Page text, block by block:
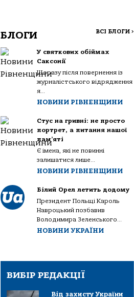
БЛОГИ ВСІ БЛОГИ >
У святкових обіймах
Саксонії
Щоразу після повернення із
журналістського відрядження
я...
НОВИНИ РІВНЕНЩИНИ
Стус на гривні: не просто
портрет, а питання нашої
пам’яті
Є імена, які не повинні
залишатися лише...
НОВИНИ РІВНЕНЩИНИ
Білий Орел летить додому
Президент Польщі Кароль
Навроцький позбавив
Володимира Зеленського...
НОВИНИ УКРАЇНИ
ВИБІР РЕДАКЦІЇ
Від захисту України